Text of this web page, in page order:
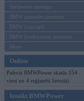
Sērijveida tūnings
BMW pasaules jaunumi
BMW koncepti
BMW konkurentu jaunumi
Moto
Online
Pašreiz BMWPower skatās 154
viesi un 4 reģistrēti lietotāji.
Ienākt BMWPower